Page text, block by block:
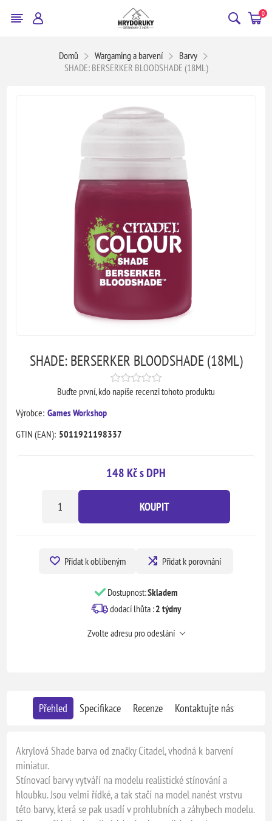
0
Domů Wargaming a barvení
Barvy
SHADE: BERSERKER BLOODSHADE (18ML)
SHADE: BERSERKER BLOODSHADE (18ML)
Buďte první, kdo napíše recenzi tohoto produktu
Výrobce: Games Workshop
GTIN (EAN): 5011921198337
148 Kč s DPH
KOUPIT
Přidat k oblíbeným Přidat k porovnání
Dostupnost:Skladem
dodací lhůta :2 týdny
Zvolte adresu pro odeslání
Přehled Specifikace Recenze Kontaktujte nás
Akrylová Shade barva od značky Citadel, vhodná k barvení
miniatur.
Stínovací barvy vytváří na modelu realistické stínování a
hloubku. Jsou velmi řídké, a tak stačí na model nanést vrstvu
této barvy, která se pak usadí v prohlubních a záhybech modelu.